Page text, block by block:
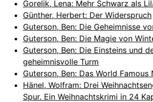
Gorelik, Lena: Mehr Schwarz als
Günther, Herbert: Der Widerspruch
Guterson, Ben: Die Geheimnisse
Guterson, Ben: Die Magie von
Guterson, Ben: Die Einsteins und
geheimnisvolle Turm
Guterson, Ben: Das World Famous
Hänel, Wolfram: Drei
Spur. Ein Weihnachtskrimi in 24